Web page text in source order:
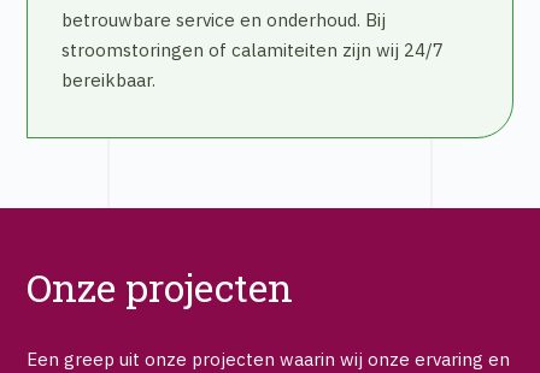
betrouwbare service en onderhoud. Bij
stroomstoringen of calamiteiten zijn wij 24/7
bereikbaar.
Onze projecten
Een greep uit onze projecten waarin wij onze ervaring en